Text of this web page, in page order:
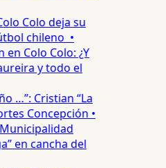
Colo deja su
chileno •
Colo Colo: ¿Y
y todo el
…”: Cristian “La
Concepción •
en cancha del